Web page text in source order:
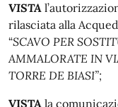
VISTA
rilasciata alla
“SCAVO PER
AMMALORATE IN
TORRE DE BIASI”;
VISTA la